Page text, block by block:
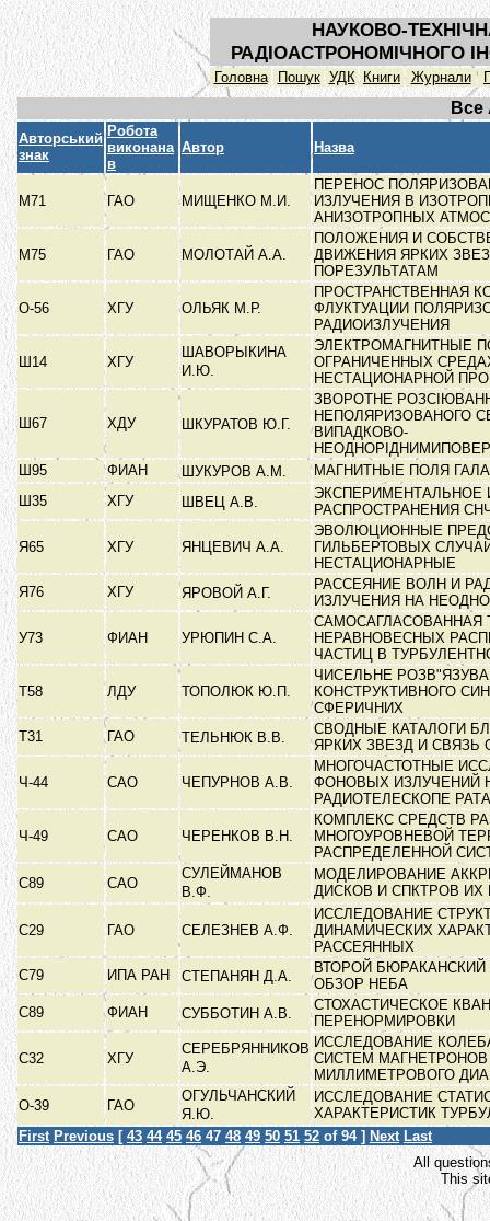
НАУКОВО-
РАДІОАСТРОНОМІЧНОГО
Головна Пошук УДК Книги Журнали
Все
Авторський
знак
Робота
виконана
в
Автор Назва
М71 ГАО МИЩЕНКО М.И.
ПЕРЕНОС
ИЗЛУЧЕНИЯ В
АНИЗОТРОПНЫХ
М75 ГАО МОЛОТАЙ А.А.
ПОЛОЖЕНИЯ И
ДВИЖЕНИЯ ЯРКИХ
ПОРЕЗУЛЬТАТАМ
О-56 ХГУ ОЛЬЯК М.Р.
ПРОСТРАНСТВЕННАЯ
ФЛУКТУАЦИИ
РАДИОИЗЛУЧЕНИЯ
Ш14 ХГУ
ШАВОРЫКИНА
И.Ю.
ЭЛЕКТРОМАГНИТНЫЕ
ОГРАНИЧЕННЫХ
НЕСТАЦИОНАРНОЙ
Ш67 ХДУ ШКУРАТОВ Ю.Г.
ЗВОРОТНЕ
НЕПОЛЯРИЗОВАНОГО
ВИПАДКОВО-
Ш95
ФИАН ШУКУРОВ А.М.
МАГНИТНЫЕ ПОЛЯ
Ш35
ХГУ ШВЕЦ А.В.
ЭКСПЕРИМЕНТАЛЬНОЕ
РАСПРОСТРАНЕНИЯ
Я65 ХГУ ЯНЦЕВИЧ А.А.
ЭВОЛЮЦИОННЫЕ
ГИЛЬБЕРТОВЫХ
НЕСТАЦИОНАРНЫЕ
Я76
ХГУ ЯРОВОЙ А.Г.
РАССЕЯНИЕ ВОЛН И
ИЗЛУЧЕНИЯ НА
У73 ФИАН УРЮПИН С.А.
САМОСАГЛАСОВАННАЯ
НЕРАВНОВЕСНЫХ
ЧАСТИЦ В
Т58 ЛДУ ТОПОЛЮК Ю.П.
ЧИСЕЛЬНЕ
КОНСТРУКТИВНОГО
СФЕРИЧНИХ
Т31
ГАО ТЕЛЬНЮК В.В.
СВОДНЫЕ КАТАЛОГИ
ЯРКИХ ЗВЕЗД И СВЯЗЬ
Ч-44 САО ЧЕПУРНОВ А.В.
МНОГОЧАСТОТНЫЕ
ФОНОВЫХ ИЗЛУЧЕНИЙ
РАДИОТЕЛЕСКОПЕ
Ч-49 САО ЧЕРЕНКОВ В.Н.
КОМПЛЕКС СРЕДСТВ
МНОГОУРОВНЕВОЙ
РАСПРЕДЕЛЕННОЙ
С89
САО
СУЛЕЙМАНОВ
В.Ф.
МОДЕЛИРОВАНИЕ
ДИСКОВ И СПКТРОВ ИХ
С29 ГАО СЕЛЕЗНЕВ А.Ф.
ИССЛЕДОВАНИЕ
ДИНАМИЧЕСКИХ
РАССЕЯННЫХ
С79
ИПА РАН СТЕПАНЯН Д.А.
ВТОРОЙ
ОБЗОР НЕБА
С89
ФИАН СУББОТИН А.В.
СТОХАСТИЧЕСКОЕ
ПЕРЕНОРМИРОВКИ
С32 ХГУ
СЕРЕБРЯННИКОВ
А.Э.
ИССЛЕДОВАНИЕ
СИСТЕМ МАГНЕТРОНОВ
МИЛЛИМЕТРОВОГО
О-39
ГАО
ОГУЛЬЧАНСКИЙ
Я.Ю.
ИССЛЕДОВАНИЕ
ХАРАКТЕРИСТИК
First Previous [ 43 44 45 46 47 48 49 50 51 52 of 94 ] Next Last
All
This